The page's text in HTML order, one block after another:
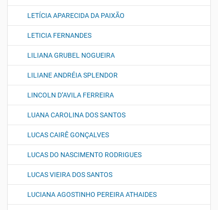
LETÍCIA APARECIDA DA PAIXÃO
LETICIA FERNANDES
LILIANA GRUBEL NOGUEIRA
LILIANE ANDRÉIA SPLENDOR
LINCOLN D’AVILA FERREIRA
LUANA CAROLINA DOS SANTOS
LUCAS CAIRÊ GONÇALVES
LUCAS DO NASCIMENTO RODRIGUES
LUCAS VIEIRA DOS SANTOS
LUCIANA AGOSTINHO PEREIRA ATHAIDES